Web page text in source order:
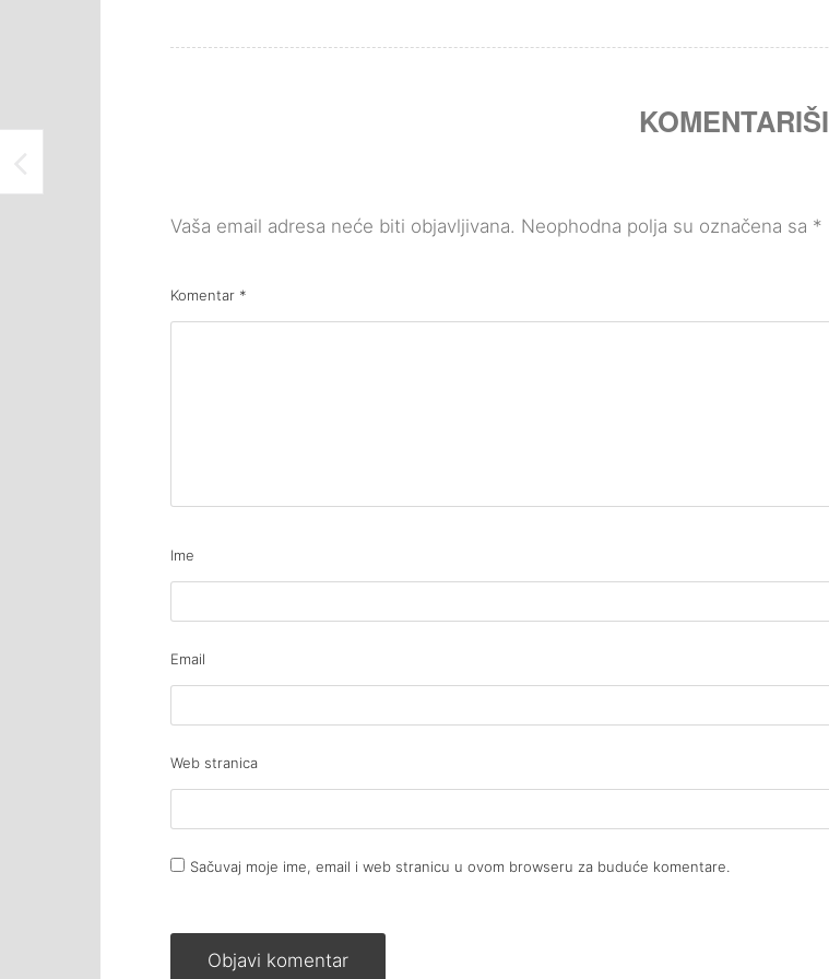
KOMENTARIŠI
Vaša email adresa neće biti objavljivana. Neophodna polja su označena sa *
Komentar *
Ime
Email
Web stranica
Sačuvaj moje ime, email i web stranicu u ovom browseru za buduće komentare.